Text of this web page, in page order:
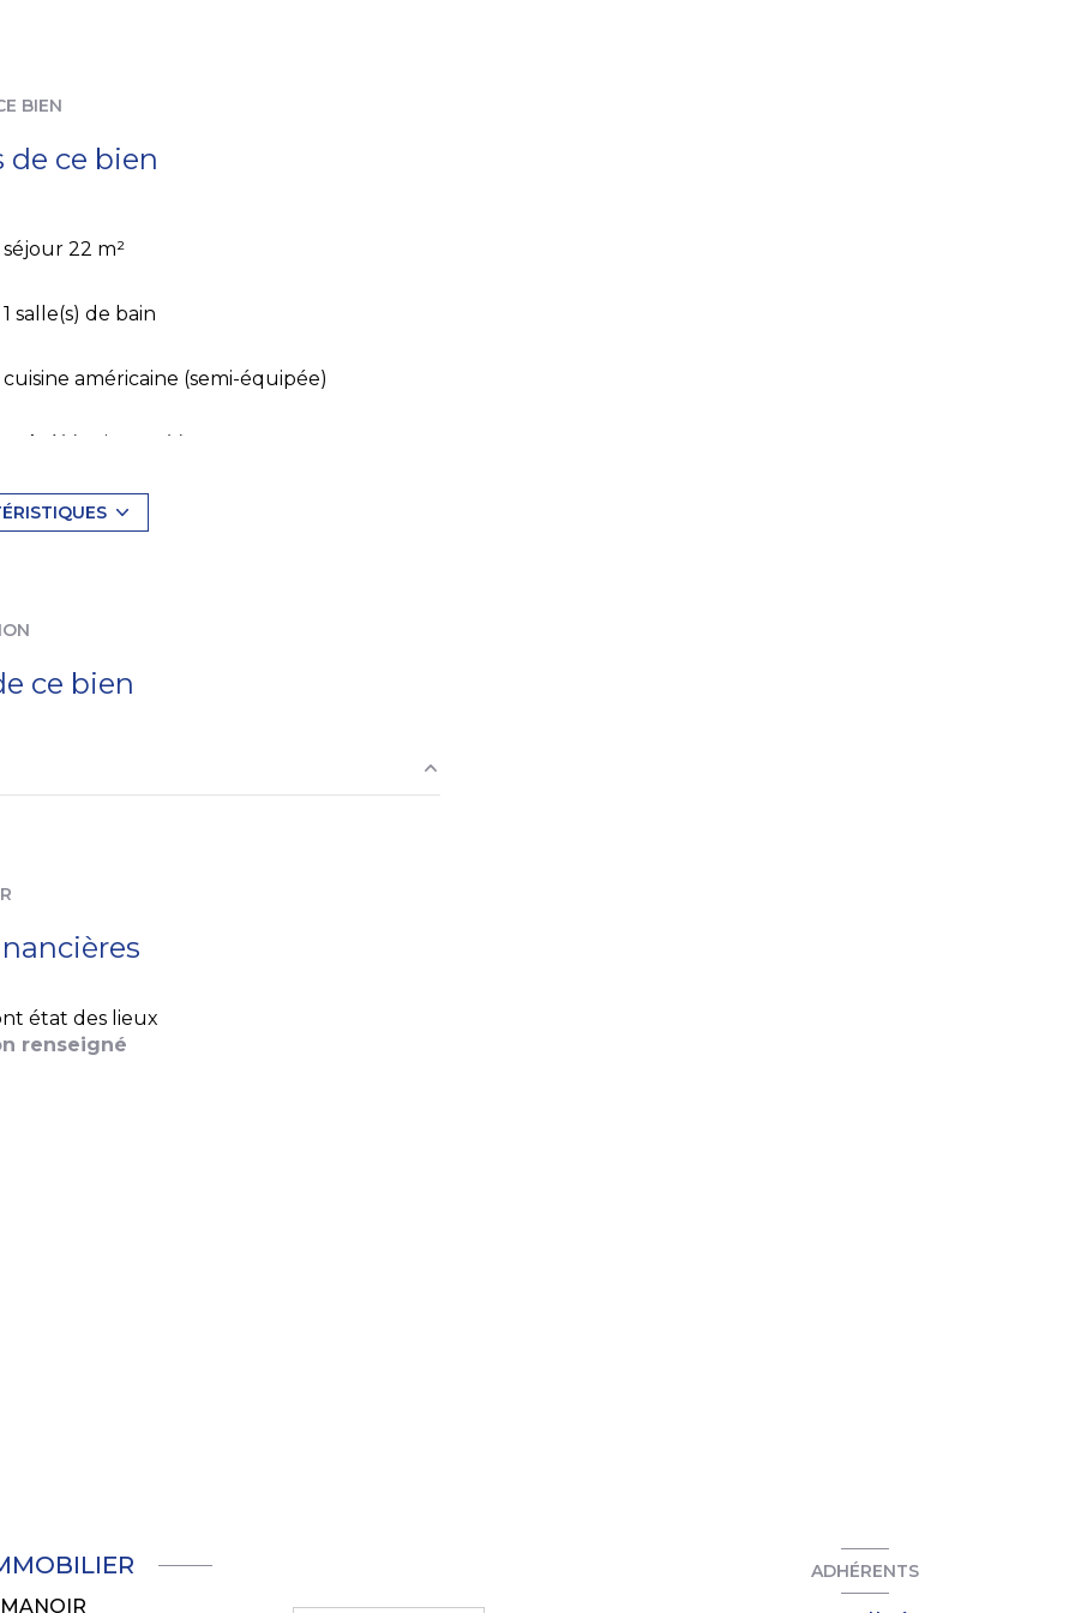
BIEN
de ce bien
séjour 22 m²
1 salle(s) de bain
cuisine américaine (semi-équipée)
1 côté(s) mitoyen(s)
3 étage(s)
ce bien
état des lieux
renseigné
MANOIR
ADHÉRENTS